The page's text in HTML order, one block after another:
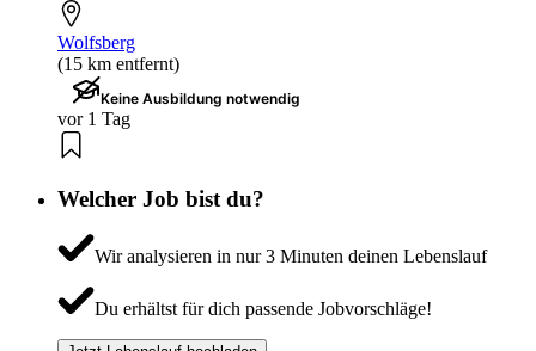
Wolfsberg
(15 km entfernt)
Keine Ausbildung notwendig
vor 1 Tag
Welcher Job bist du?
Wir analysieren in nur 3 Minuten deinen Lebenslauf
Du erhältst für dich passende Jobvorschläge!